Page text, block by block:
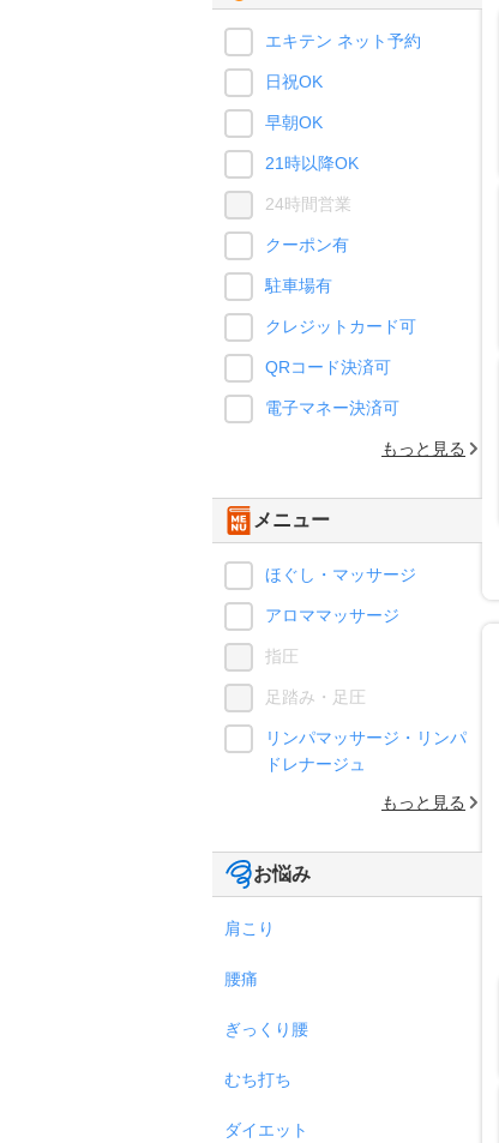
エキテン ネット予約
日祝OK
早朝OK
21時以降OK
24時間営業
クーポン有
駐車場有
クレジットカード可
QRコード決済可
電子マネー決済可
もっと見る
メニュー
ほぐし・マッサージ
アロママッサージ
指圧
足踏み・足圧
リンパマッサージ・リンパ
ドレナージュ
もっと見る
お悩み
肩こり
腰痛
ぎっくり腰
むち打ち
ダイエット